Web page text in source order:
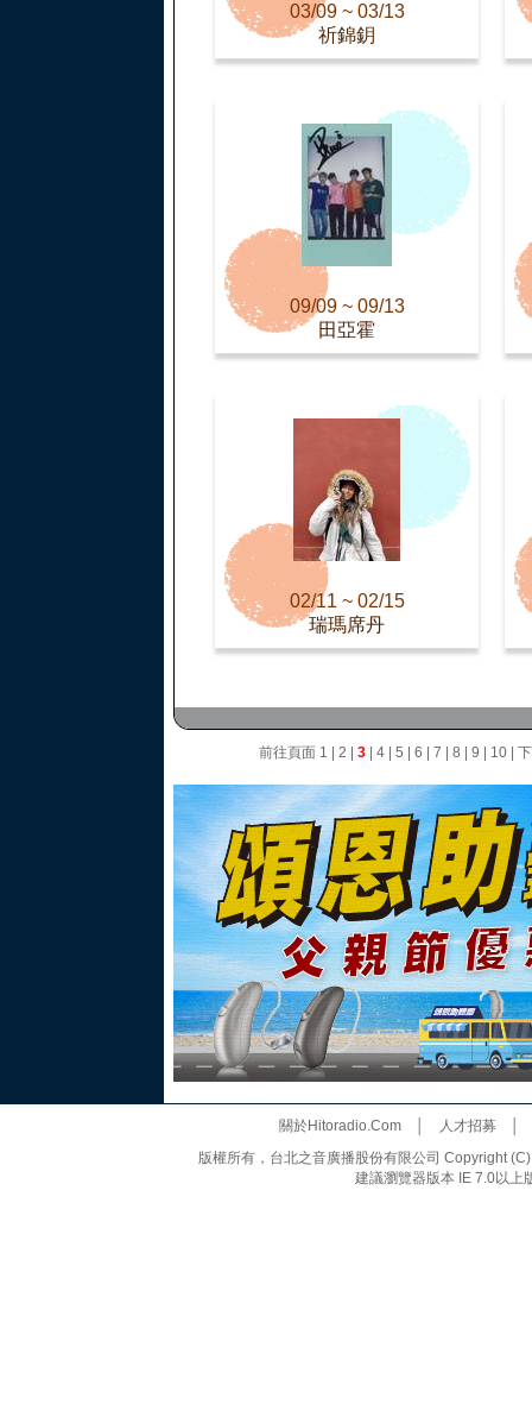
03/09 ~ 03/13
祈錦鈅
09/09 ~ 09/13
田亞霍
02/11 ~ 02/15
瑞瑪席丹
前往頁面 1 2 3| 4| 5 6 7 8 9 10|
關於Hitoradio.Com│ 人才招募
版權所有，台北之音廣播股份有限公司 Copyright
建議瀏覽器版本 IE 7.0以上